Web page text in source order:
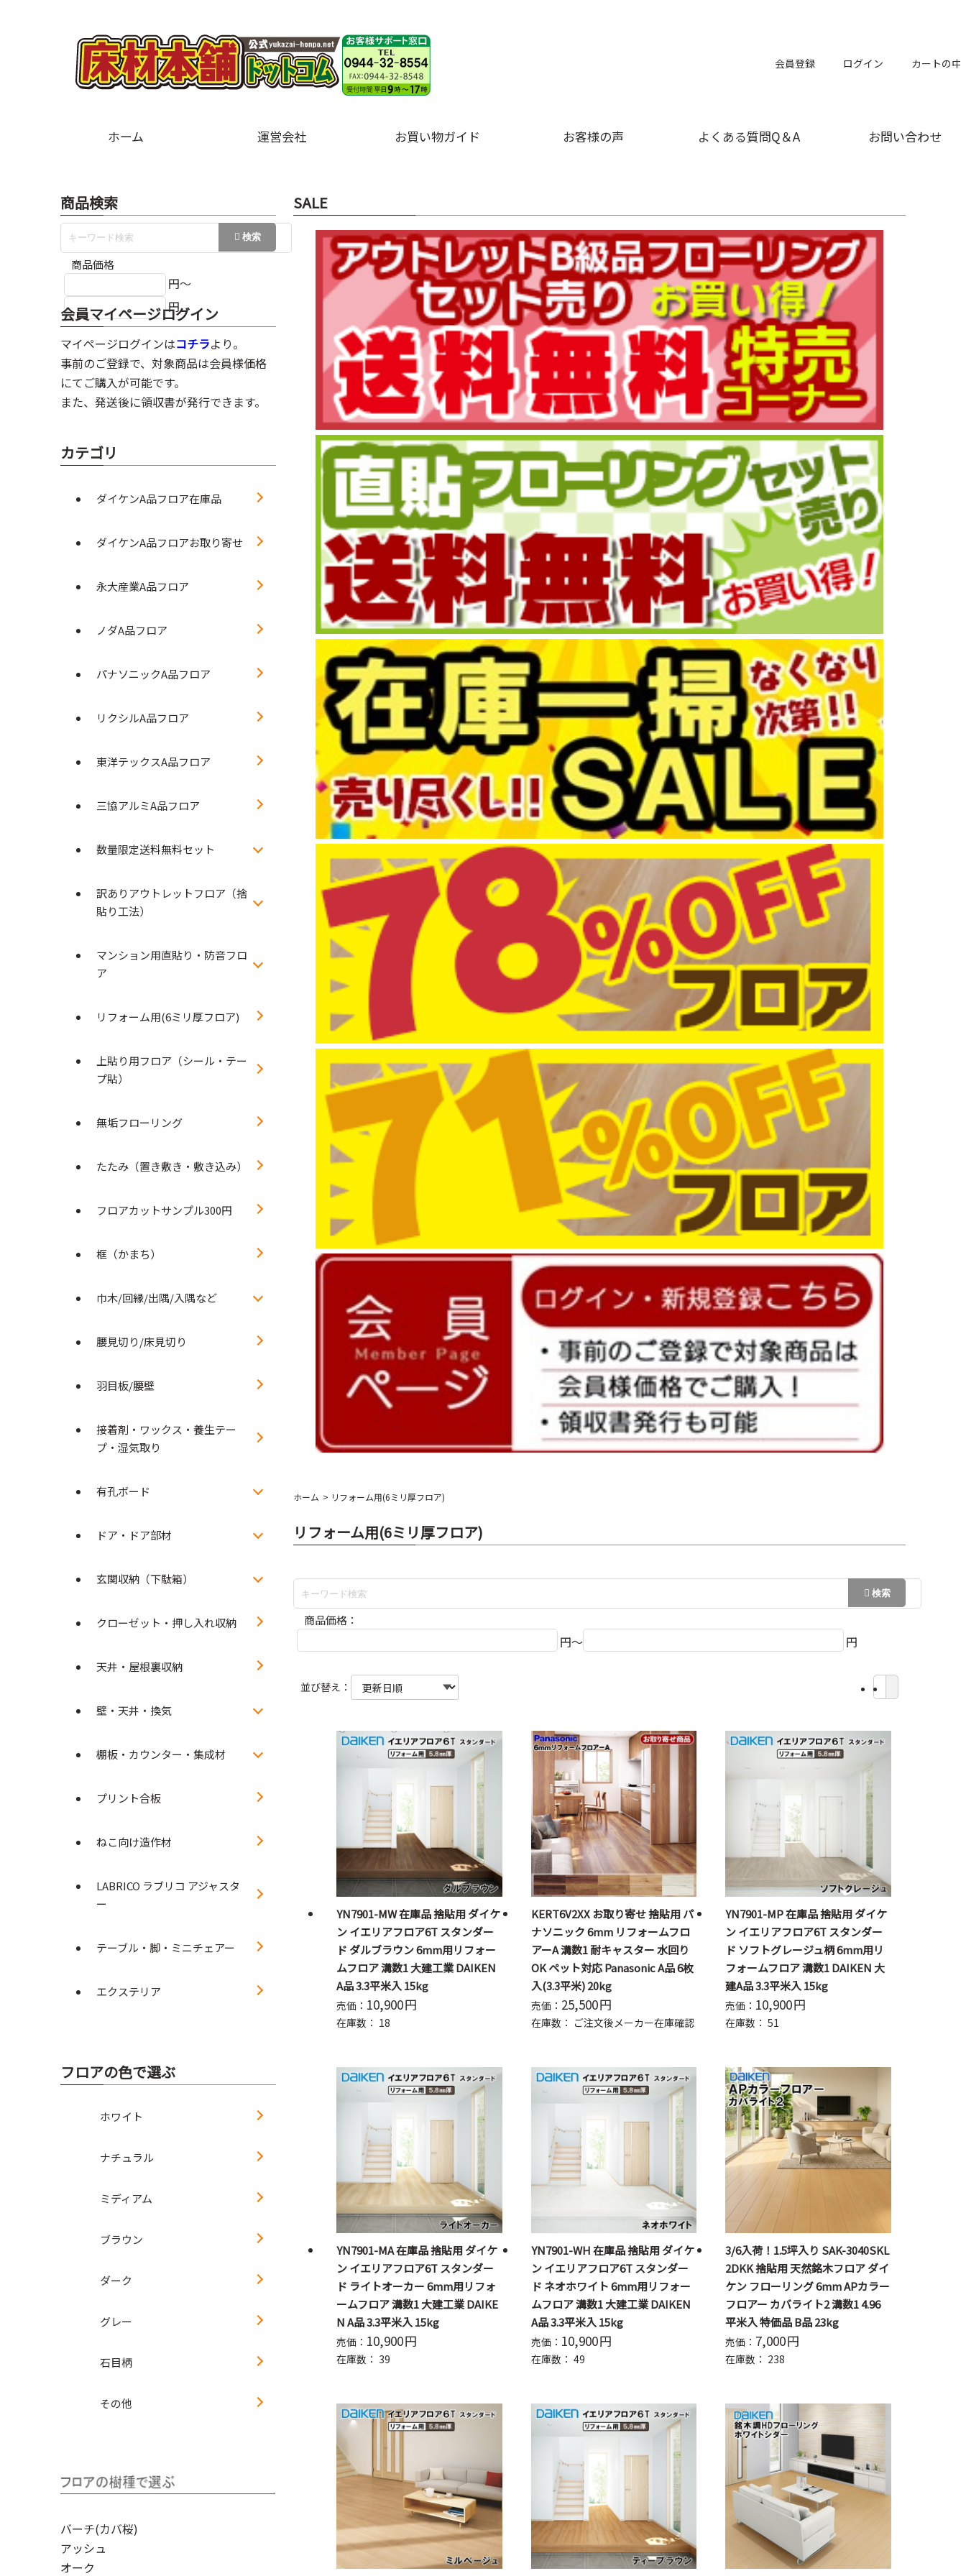
会員登録 ログイン カートの中
ホーム 運営会社 お買い物ガイド お客様の声 よくある質問Q＆A お問い合わせ
SALE
ホーム リフォーム用(6ミリ厚フロア)
リフォーム用(6ミリ厚フロア)
商品価格：
円～ 円
並び替え：
YN7901-MW 在庫品 捨貼用 ダイケ
ン イエリアフロア6T スタンダー
ド ダルブラウン 6mm用リフォー
ムフロア 溝数1 大建工業 DAIKEN
A品 3.3平米入 15kg
売価： 10,900円
在庫数： 18
KERT6V2XX お取り寄せ 捨貼用 パ
ナソニック 6mm リフォームフロ
アーA 溝数1 耐キャスター 水回り
OK ペット対応 Panasonic A品 6枚
入(3.3平米) 20kg
売価： 25,500円
在庫数： ご注文後メーカー在庫確認
YN7901-MP 在庫品 捨貼用 ダイケ
ン イエリアフロア6T スタンダー
ド ソフトグレージュ柄 6mm用リ
フォームフロア 溝数1 DAIKEN 大
建A品 3.3平米入 15kg
売価： 10,900円
在庫数： 51
YN7901-MA 在庫品 捨貼用 ダイケ
ン イエリアフロア6T スタンダー
ド ライトオーカー 6mm用リフォ
ームフロア 溝数1 大建工業 DAIKE
N A品 3.3平米入 15kg
売価： 10,900円
在庫数： 39
YN7901-WH 在庫品 捨貼用 ダイケ
ン イエリアフロア6T スタンダー
ド ネオホワイト 6mm用リフォー
ムフロア 溝数1 大建工業 DAIKEN
A品 3.3平米入 15kg
売価： 10,900円
在庫数： 49
3/6入荷！1.5坪入り SAK-3040SKL
2DKK 捨貼用 天然銘木フロア ダイ
ケン フローリング 6mm APカラー
フロアー カバライト2 溝数1 4.96
平米入 特価品 B品 23kg
売価： 7,000円
在庫数： 238
商品検索
商品価格
円～
円
会員マイページログイン
マイページログインはコチラより。
事前のご登録で、対象商品は会員様価格
にてご購入が可能です。
また、発送後に領収書が発行できます。
カテゴリ
ダイケンA品フロア在庫品
ダイケンA品フロアお取り寄せ
永大産業A品フロア
ノダA品フロア
パナソニックA品フロア
リクシルA品フロア
東洋テックスA品フロア
三協アルミA品フロア
数量限定送料無料セット
訳ありアウトレットフロア（捨
貼り工法）
マンション用直貼り・防音フロ
ア
リフォーム用(6ミリ厚フロア)
上貼り用フロア（シール・テー
プ貼）
無垢フローリング
たたみ（置き敷き・敷き込み）
フロアカットサンプル300円
框（かまち）
巾木/回縁/出隅/入隅など
腰見切り/床見切り
羽目板/腰壁
接着剤・ワックス・養生テー
プ・湿気取り
有孔ボード
ドア・ドア部材
玄関収納（下駄箱）
クローゼット・押し入れ収納
天井・屋根裏収納
壁・天井・換気
棚板・カウンター・集成材
プリント合板
ねこ向け造作材
LABRICO ラブリコ アジャスタ
ー
テーブル・脚・ミニチェアー
エクステリア
フロアの色で選ぶ
ホワイト
ナチュラル
ミディアム
ブラウン
ダーク
グレー
石目柄
その他
バーチ(カバ桜)
アッシュ
オーク